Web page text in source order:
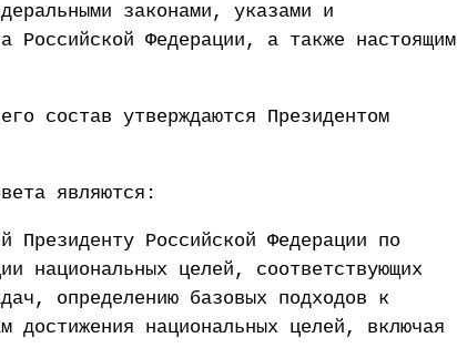
законами, указами и
Российской Федерации, а также настоящим
состав утверждаются Президентом
являются:
Президенту Российской Федерации по
национальных целей, соответствующих
определению базовых подходов к
достижения национальных целей, включая